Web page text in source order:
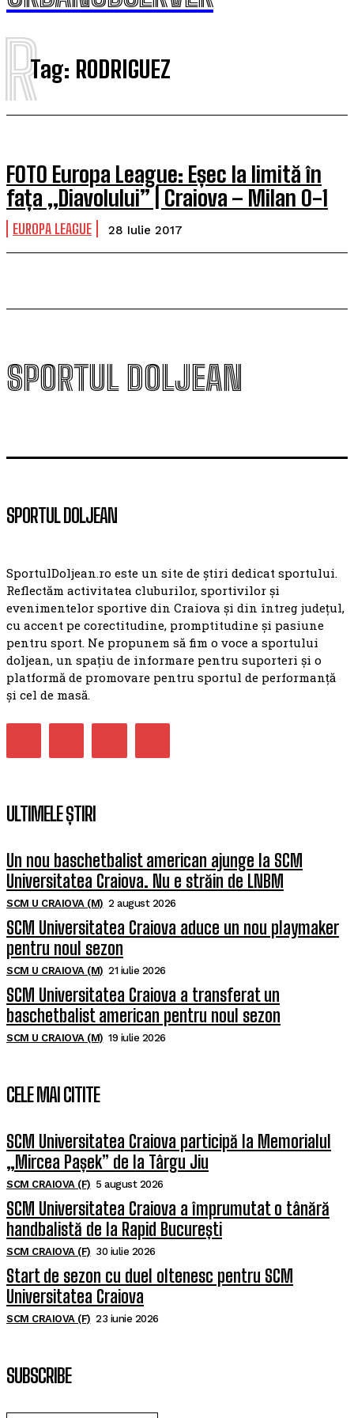
Tag: RODRIGUEZ
R
FOTO Europa League: Eșec la limită în
fața „Diavolului” | Craiova – Milan 0-1
EUROPA LEAGUE 28 Iulie 2017
SPORTUL DOLJEAN
SPORTUL DOLJEAN
SportulDoljean.ro este un site de știri dedicat sportului.
Reflectăm activitatea cluburilor, sportivilor și
evenimentelor sportive din Craiova și din întreg județul,
cu accent pe corectitudine, promptitudine și pasiune
pentru sport. Ne propunem să fim o voce a sportului
doljean, un spațiu de informare pentru suporteri și o
platformă de promovare pentru sportul de performanță
și cel de masă.
ULTIMELE ȘTIRI
Un nou baschetbalist american ajunge la SCM
Universitatea Craiova. Nu e străin de LNBM
SCM U CRAIOVA (M) 2 august 2026
SCM Universitatea Craiova aduce un nou playmaker
pentru noul sezon
SCM U CRAIOVA (M) 21 iulie 2026
SCM Universitatea Craiova a transferat un
baschetbalist american pentru noul sezon
SCM U CRAIOVA (M) 19 iulie 2026
CELE MAI CITITE
SCM Universitatea Craiova participă la Memorialul
„Mircea Pașek” de la Târgu Jiu
SCM CRAIOVA (F) 5 august 2026
SCM Universitatea Craiova a împrumutat o tânără
handbalistă de la Rapid București
SCM CRAIOVA (F) 30 iulie 2026
Start de sezon cu duel oltenesc pentru SCM
Universitatea Craiova
SCM CRAIOVA (F) 23 iunie 2026
SUBSCRIBE